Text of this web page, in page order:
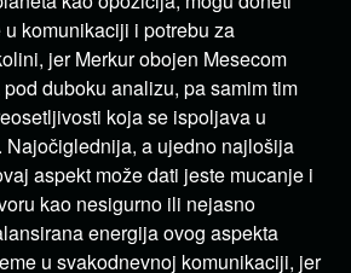
komunikaciji i potrebu za
jer Merkur obojen Mesecom
duboku analizu, pa samim tim
koja se ispoljava u
Najočiglednija, a ujedno najlošija
aspekt može dati jeste mucanje i
kao nesigurno ili nejasno
energija ovog aspekta
u svakodnevnoj komunikaciji, jer